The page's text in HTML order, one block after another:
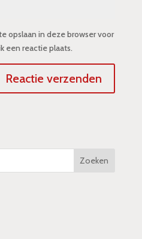
opslaan in deze browser voor
een reactie plaats.